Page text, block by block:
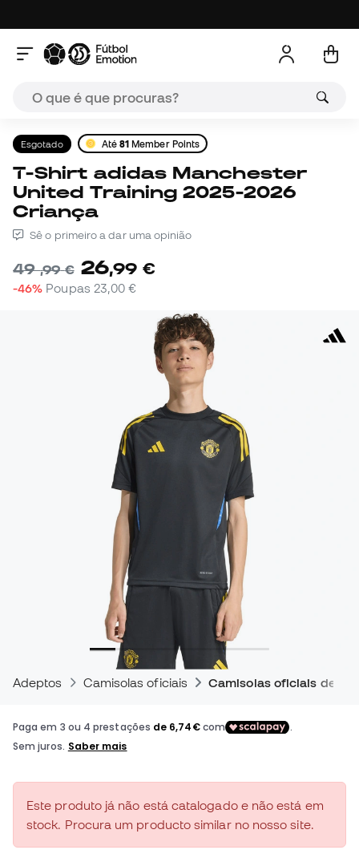
Esgotado Até 81 Member Points
T-Shirt adidas Manchester
United Training 2025-2026
Criança
Sê o primeiro a dar uma opinião
49,99 € 26,99 €
-46% Poupas 23,00 €
Adeptos Camisolas oficiais Camisolas oficiais de
Este produto já não está catalogado e não está em
stock. Procura um producto similar no nosso site.